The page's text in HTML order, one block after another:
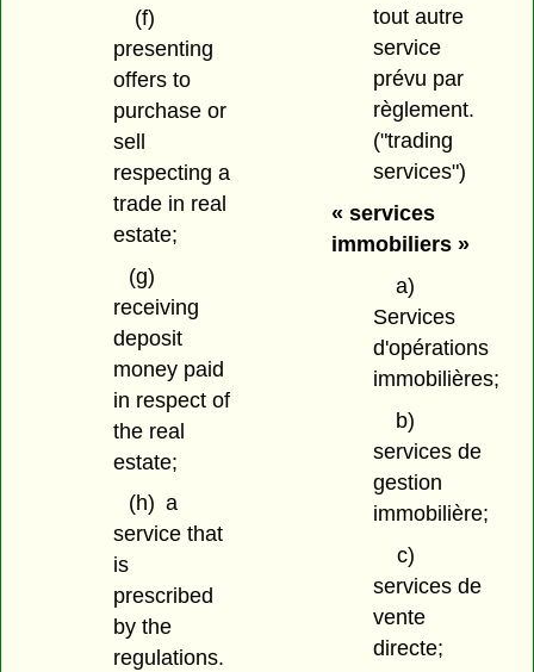
(f)
presenting
offers to
purchase or
sell
respecting a
trade in real
estate;
(g)
receiving
deposit
money paid
in respect of
the real
estate;
(h) a
service that
is
prescribed
by the
regulations.
tout autre
service
prévu par
règlement.
("trading
services")
« services
immobiliers »
a)
Services
d'opérations
immobilières;
b)
services de
gestion
immobilière;
c)
services de
vente
directe;